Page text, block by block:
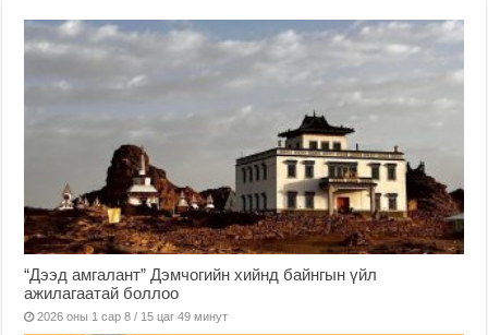
“Дээд амгалант” Дэмчогийн хийнд байнгын үйл
ажилагаатай боллоо
2026 оны 1 сар 8 / 15 цаг 49 минут